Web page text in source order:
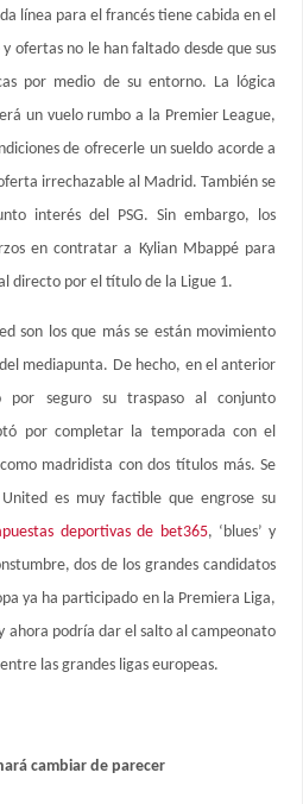
línea para el francés tiene cabida en el
ofertas no le han faltado desde que sus
por medio de su entorno. La lógica
un vuelo rumbo a la Premier League,
de ofrecerle un sueldo acorde a
irrechazable al Madrid. También se
interés del PSG. Sin embargo, los
en contratar a Kylian Mbappé para
directo por el título de la Ligue 1.
son los que más se están movimiento
mediapunta. De hecho, en el anterior
por seguro su traspaso al conjunto
por completar la temporada con el
madridista con dos títulos más. Se
es muy factible que engrose su
deportivas de bet365, ‘blues’ y
dos de los grandes candidatos
ya ha participado en la Premiera Liga,
ahora podría dar el salto al campeonato
las grandes ligas europeas.
cambiar de parecer